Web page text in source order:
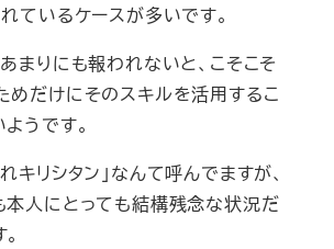
ているケースが多いです。
まりにも報われないと、こそこそ
めだけにそのスキルを活用するこ
うです。
キリシタン」なんて呼んでますが、
本人にとっても結構残念な状況だ